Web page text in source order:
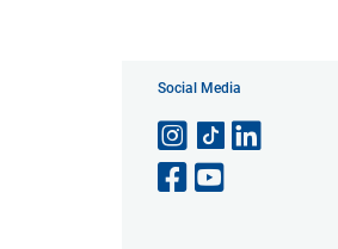
Social Media